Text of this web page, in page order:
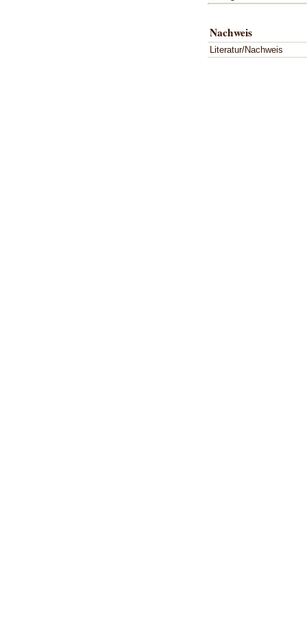
Nachweis
Literatur/Nachweis